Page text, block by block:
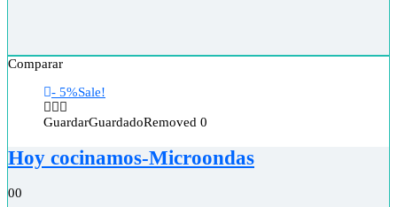
Comparar
- 5%Sale!
GuardarGuardadoRemoved 0
Hoy cocinamos-Microondas
00